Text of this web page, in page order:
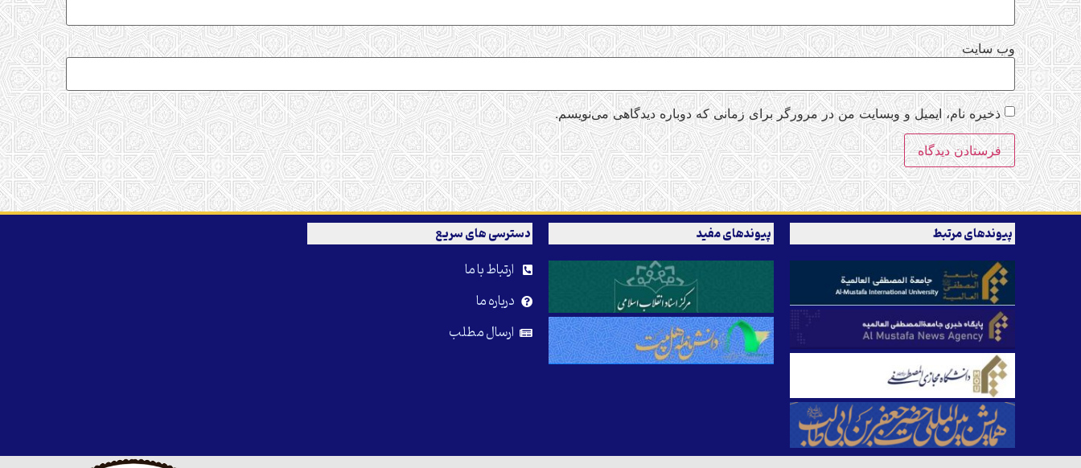
وب‌ سایت
ذخیره نام، ایمیل و وبسایت من در مرورگر برای زمانی که دوباره دیدگاهی می‌نویسم.
پیوندهای مرتبط پیوندهای مفید دسترسی های سریع
ارتباط با ما
درباره ما
ارسال مطلب